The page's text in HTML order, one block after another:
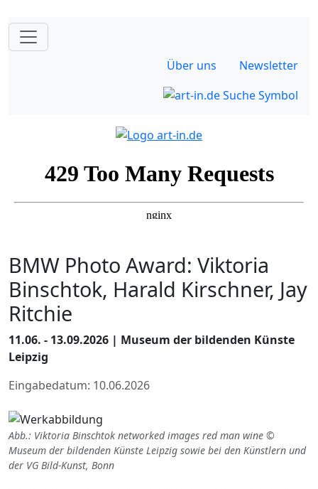
Über uns Newsletter
BMW Photo Award: Viktoria
Binschtok, Harald Kirschner, Jay
Ritchie
11.06. - 13.09.2026 | Museum der bildenden Künste
Leipzig
Eingabedatum: 10.06.2026
Abb.: Viktoria Binschtok networked images red man wine ©
Museum der bildenden Künste Leipzig sowie bei den Künstlern und
der VG Bild-Kunst, Bonn